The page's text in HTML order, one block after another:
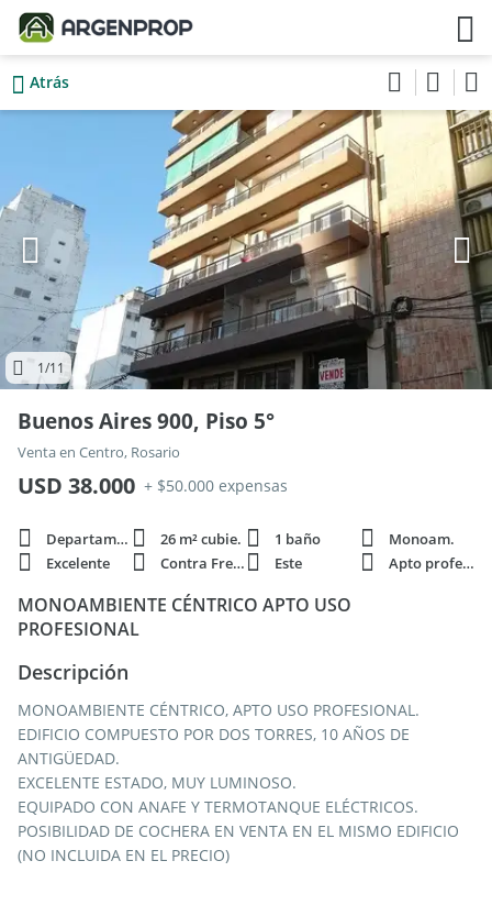
Atrás
1/11
Buenos Aires 900, Piso 5°
Venta en Centro, Rosario
USD 38.000 + $50.000 expensas
Departamento 26 m² cubie. 1 baño
Monoam.
Excelente
Contra Frente Este Apto profesi.
MONOAMBIENTE CÉNTRICO APTO USO
PROFESIONAL
Descripción
MONOAMBIENTE CÉNTRICO, APTO USO PROFESIONAL.
EDIFICIO COMPUESTO POR DOS TORRES, 10 AÑOS DE
ANTIGÜEDAD.
EXCELENTE ESTADO, MUY LUMINOSO.
EQUIPADO CON ANAFE Y TERMOTANQUE ELÉCTRICOS.
POSIBILIDAD DE COCHERA EN VENTA EN EL MISMO EDIFICIO
(NO INCLUIDA EN EL PRECIO)